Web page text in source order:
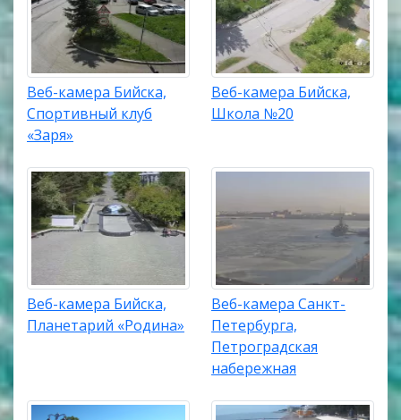
Веб-камера Бийска,
Спортивный клуб
«Заря»
Веб-камера Бийска,
Школа №20
Веб-камера Бийска,
Планетарий «Родина»
Веб-камера Санкт-
Петербурга,
Петроградская
набережная